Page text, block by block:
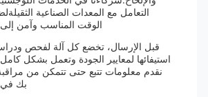
التعامل مع المعدات الصناعية
الوقت المناسب وآمن إلى
قبل الإرسال، تخضع كل آلة لفحص ودراسة
استيفائها لمعايير الجودة وتعمل بشكل كامل
نقدم معلومات تتبع حتى تتمكن من مراقبة
بك في